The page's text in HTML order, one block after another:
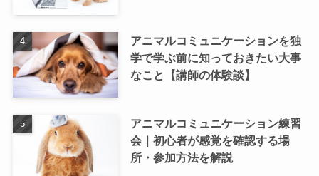
アニマルコミュニケーションを独
学で学ぶ前に知っておきたい大事
なこと【講師の体験談】
アニマルコミュニケーション練習
会｜初心者が感覚を確認する場
所・参加方法を解説